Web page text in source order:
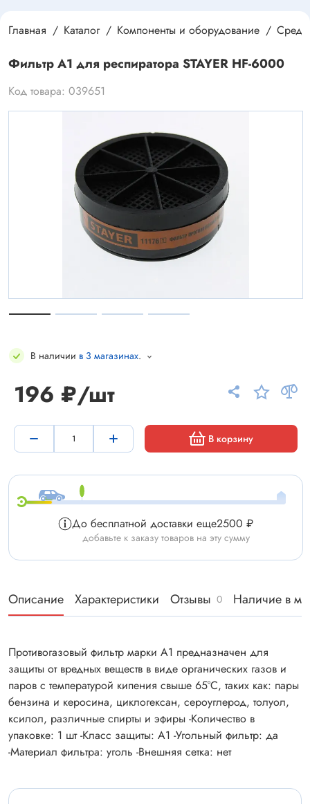
Главная Каталог Компоненты и оборудование
Фильтр А1 для респиратора STAYER HF-6000
Код товара: 039651
В наличии в 3 магазинах.
196 ₽/шт
В корзину
До бесплатной доставки еще2500 ₽
добавьте к заказу товаров на эту сумму
Описание Характеристики Отзывы 0 Наличие в
Противогазовый фильтр марки А1 предназначен для
защиты от вредных веществ в виде органических газов и
паров с температурой кипения свыше 65°С, таких как: пары
бензина и керосина, циклогексан, сероуглерод, толуол,
ксилол, различные спирты и эфиры -Количество в
упаковке: 1 шт -Класс защиты: A1 -Угольный фильтр: да
-Материал фильтра: уголь -Внешняя сетка: нет